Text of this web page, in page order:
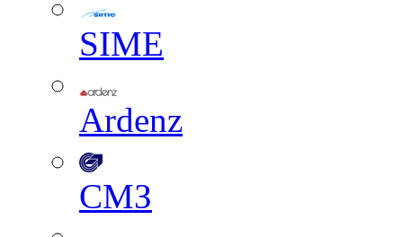
SIME
Ardenz
СМЗ